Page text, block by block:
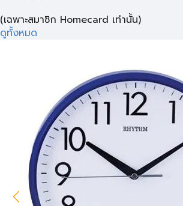
(เฉพาะสมาชิก Homecard เท่านั้น)
ดูทั้งหมด